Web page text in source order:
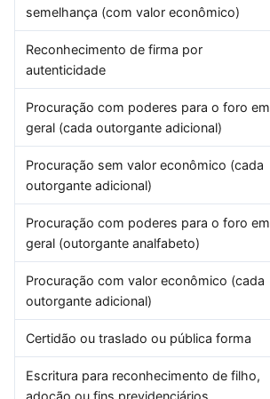
semelhança (com valor econômico)
Reconhecimento de firma por
autenticidade
Procuração com poderes para o foro em
geral (cada outorgante adicional)
Procuração sem valor econômico (cada
outorgante adicional)
Procuração com poderes para o foro em
geral (outorgante analfabeto)
Procuração com valor econômico (cada
outorgante adicional)
Certidão ou traslado ou pública forma
Escritura para reconhecimento de filho,
adoção ou fins previdenciários